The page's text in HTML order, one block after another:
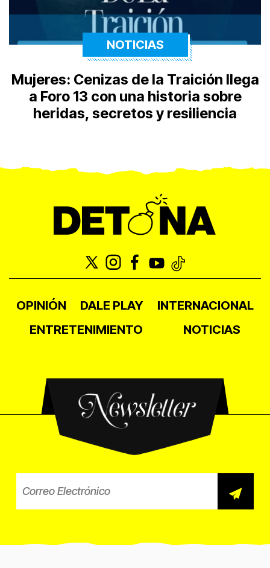
NOTICIAS
Mujeres: Cenizas de la Traición llega
a Foro 13 con una historia sobre
heridas, secretos y resiliencia
OPINIÓN DALE PLAY
INTERNACIONAL
ENTRETENIMIENTO
NOTICIAS
Newsletter